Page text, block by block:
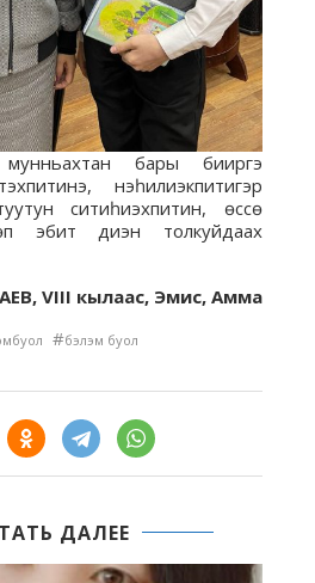
бары бииргэ
нэһилиэкпитигэр
ситиһиэхпитин, өссө
эбит диэн толкуйдаах
VIII кылаас, Эмис, Амма
#бэлэм буол
ДАЛЕЕ